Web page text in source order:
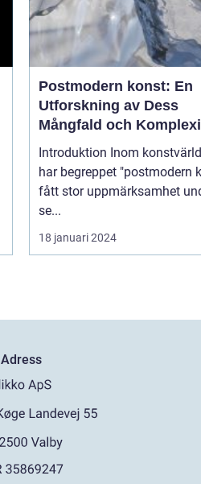
Postmodern konst: En
Utforskning av Dess
Mångfald och
Introduktion Inom konstvärlden
har begreppet "postmodern
fått stor uppmärksamhet
se...
18 januari 2024
Adress